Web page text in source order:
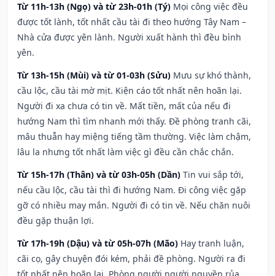
Từ 11h-13h (Ngọ) và từ 23h-01h (Tý) Mọi công việc đều
được tốt lành, tốt nhất cầu tài đi theo hướng Tây Nam –
Nhà cửa được yên lành. Người xuất hành thì đều bình
yên.
Từ 13h-15h (Mùi) và từ 01-03h (Sửu) Mưu sự khó thành,
cầu lộc, cầu tài mờ mịt. Kiện cáo tốt nhất nên hoãn lại.
Người đi xa chưa có tin về. Mất tiền, mất của nếu đi
hướng Nam thì tìm nhanh mới thấy. Đề phòng tranh cãi,
mâu thuẫn hay miệng tiếng tầm thường. Việc làm chậm,
lâu la nhưng tốt nhất làm việc gì đều cần chắc chắn.
Từ 15h-17h (Thân) và từ 03h-05h (Dần) Tin vui sắp tới,
nếu cầu lộc, cầu tài thì đi hướng Nam. Đi công việc gặp
gỡ có nhiều may mắn. Người đi có tin về. Nếu chăn nuôi
đều gặp thuận lợi.
Từ 17h-19h (Dậu) và từ 05h-07h (Mão) Hay tranh luận,
cãi cọ, gây chuyện đói kém, phải đề phòng. Người ra đi